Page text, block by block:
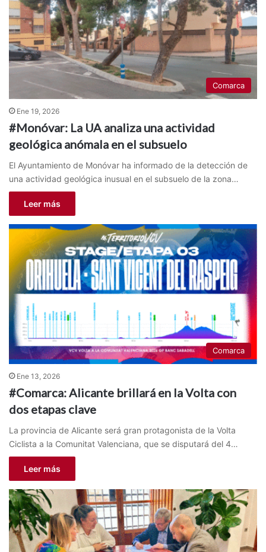
Comarca
Ene 19, 2026
#Monóvar: La UA analiza una actividad
geológica anómala en el subsuelo
El Ayuntamiento de Monóvar ha informado de la detección de
una actividad geológica inusual en el subsuelo de la zona…
Leer más
Comarca
Ene 13, 2026
#Comarca: Alicante brillará en la Volta con
dos etapas clave
La provincia de Alicante será gran protagonista de la Volta
Ciclista a la Comunitat Valenciana, que se disputará del 4…
Leer más